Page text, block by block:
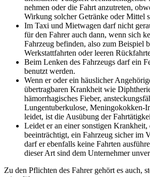
nehmen oder die Fahrt anzutreten,
Wirkung solcher Getränke oder Mittel
Im Taxi und Mietwagen darf nicht
für den Fahrer auch dann, wenn sich
Fahrzeug befinden, also zum Beispiel
Werkstattfahrten oder leeren
Beim Lenken des Fahrzeugs darf ein
benutzt werden.
Wenn er oder ein häuslicher
übertragbaren Krankheit wie
hämorrhagisches Fieber,
Lungentuberkulose, Meningokokken-
leidet, ist die Ausübung der
Leidet er an einer sonstigen
beeinträchtigt, ein Fahrzeug sicher im
darf er ebenfalls keine Fahrten
dieser Art sind dem Unternehmer
Zu den Pflichten des Fahrer gehört es auch,